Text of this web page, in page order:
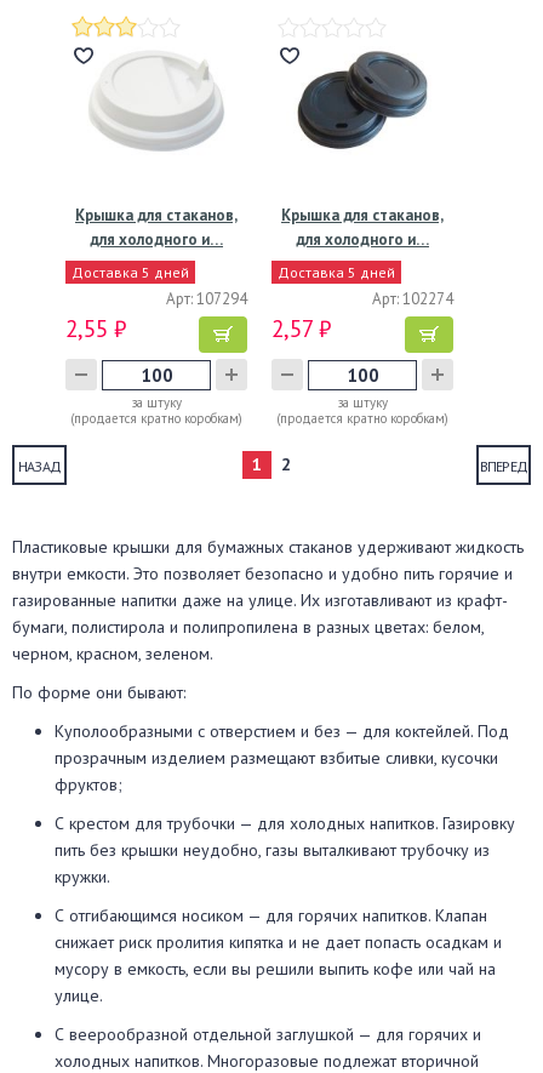
Крышка для стаканов,
для холодного и…
Доставка 5 дней
Арт: 107294
2,55 ₽
за штуку
(продается кратно коробкам)
Крышка для стаканов,
для холодного и…
Доставка 5 дней
Арт: 102274
2,57 ₽
за штуку
(продается кратно коробкам)
НАЗАД ВПЕРЕД
1 2
Пластиковые крышки для бумажных стаканов удерживают жидкость
внутри емкости. Это позволяет безопасно и удобно пить горячие и
газированные напитки даже на улице. Их изготавливают из крафт-
бумаги, полистирола и полипропилена в разных цветах: белом,
черном, красном, зеленом.
По форме они бывают:
Куполообразными с отверстием и без — для коктейлей. Под
прозрачным изделием размещают взбитые сливки, кусочки
фруктов;
С крестом для трубочки — для холодных напитков. Газировку
пить без крышки неудобно, газы выталкивают трубочку из
кружки.
С отгибающимся носиком — для горячих напитков. Клапан
снижает риск пролития кипятка и не дает попасть осадкам и
мусору в емкость, если вы решили выпить кофе или чай на
улице.
С веерообразной отдельной заглушкой — для горячих и
холодных напитков. Многоразовые подлежат вторичной